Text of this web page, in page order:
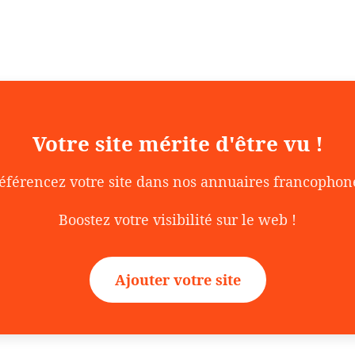
Votre site mérite d'être vu !
votre site dans nos annuaires
Boostez votre visibilité sur le web !
Ajouter votre site